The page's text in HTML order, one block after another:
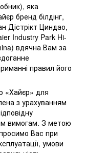
яка
бренд білдінг,
Дістрікт Циндао,
Industry Park Hi-
вдячна Вам за
правил його
«Хайєр» для
з урахуванням
вимогам. З метою
Вас при
умови